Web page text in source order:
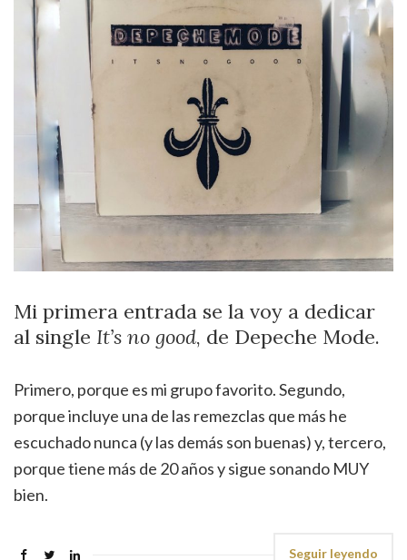
Mi primera entrada se la voy a dedicar
al single It’s no good, de Depeche Mode.
Primero, porque es mi grupo favorito. Segundo,
porque incluye una de las remezclas que más he
escuchado nunca (y las demás son buenas) y, tercero,
porque tiene más de 20 años y sigue sonando MUY
bien.
Seguir leyendo